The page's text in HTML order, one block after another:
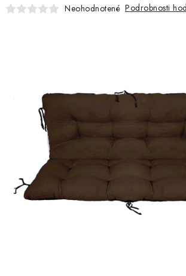
PRE VTÁKY
DARČEKOVÝ POUKAZ
Náš príbeh od začiatku Doprava
Hodnotenie obchodu
Obchodné podmienky
Neohodnotené Podrobnosti